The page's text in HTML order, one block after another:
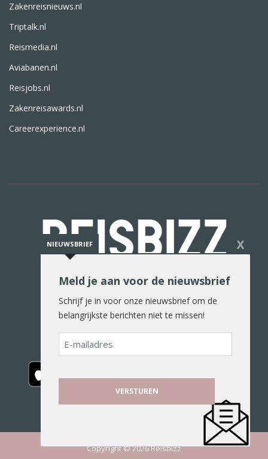
Zakenreisnieuws.nl
Triptalk.nl
Reismedia.nl
Aviabanen.nl
Reisjobs.nl
Zakenreisawards.nl
Careerexperience.nl
De reiswereld in woord en beeld
Copyright © 2026 Reisbizz
NIEUWSBRIEF X
Meld je aan voor de nieuwsbrief
Schrijf je in voor onze nieuwsbrief om de
belangrijkste berichten niet te missen!
E-
mailadres